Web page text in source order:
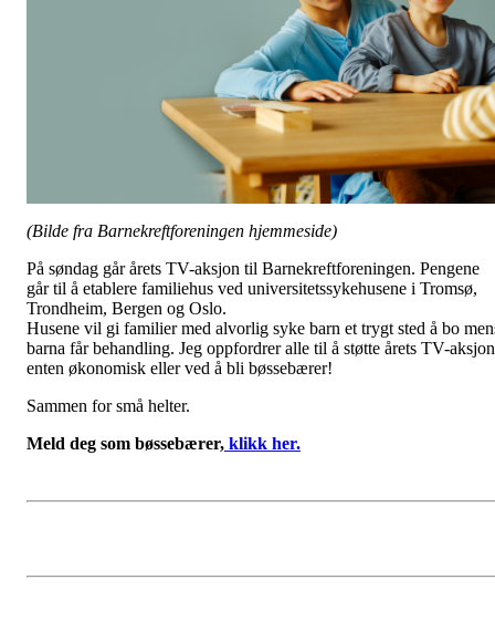
(Bilde fra Barnekreftforeningen hjemmeside)
På søndag går årets TV-aksjon til Barnekreftforeningen. Pengene
går til å etablere familiehus ved universitetssykehusene i Tromsø,
Trondheim, Bergen og Oslo.
Husene vil gi familier med alvorlig syke barn et trygt sted å bo
barna får behandling. Jeg oppfordrer alle til å støtte årets TV-
enten økonomisk eller ved å bli bøssebærer!
Sammen for små helter.
Meld deg som bøssebærer, klikk her.